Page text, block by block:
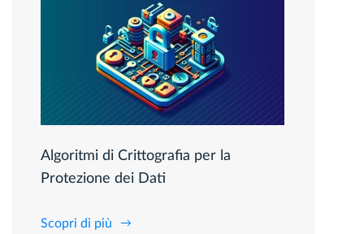
Algoritmi di Crittografia per la
Protezione dei Dati
Scopri di più